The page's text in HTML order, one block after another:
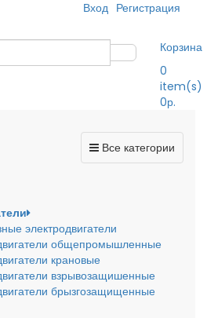
Вход Регистрация
Корзина
0
item(s)
0р.
Все категории
электродвигатели
общепромышленные
крановые
взрывозащишенные
брызгозащищенные